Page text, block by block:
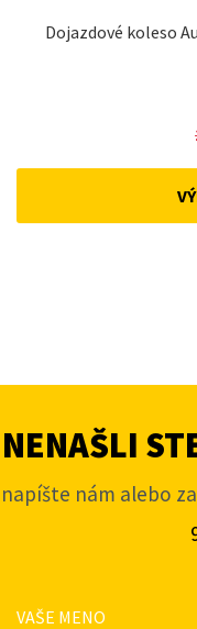
Dojazdové koleso
NENAŠLI
napíšte nám alebo
VAŠE MENO